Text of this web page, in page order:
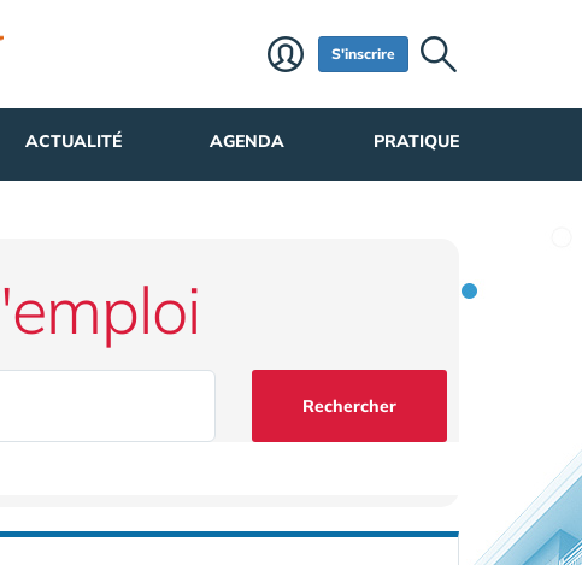
S'inscrire
ACTUALITÉ AGENDA PRATIQUE
Rechercher